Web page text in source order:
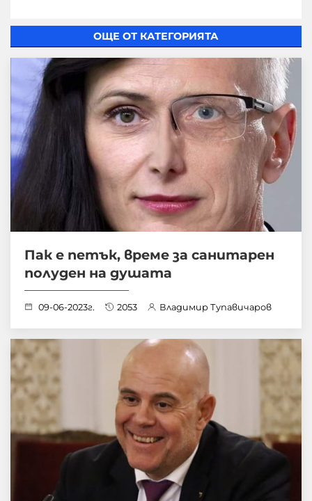
ОЩЕ ОТ КАТЕГОРИЯТА
Пак е петък, време за санитарен
полуден на душата
09-06-2023г. 2053 Владимир Тупавичаров